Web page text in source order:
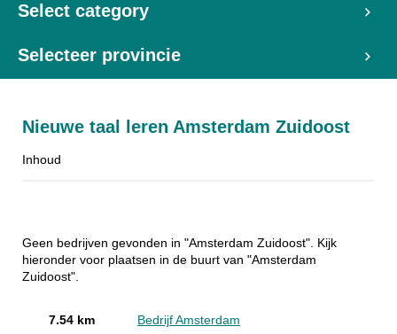
Select category
Selecteer provincie
Nieuwe taal leren Amsterdam Zuidoost
Inhoud
Geen bedrijven gevonden in "Amsterdam Zuidoost". Kijk
hieronder voor plaatsen in de buurt van "Amsterdam
Zuidoost".
7.54 km Bedrijf Amsterdam